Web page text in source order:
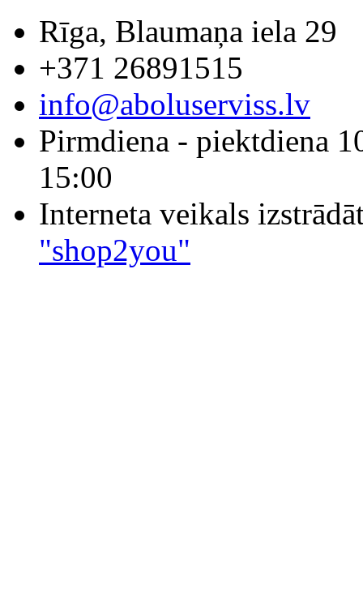
Rīga, Blaumaņa iela 29
+371 26891515
info@aboluserviss.lv
Pirmdiena - piektdiena
15:00
Interneta veikals
"shop2you"